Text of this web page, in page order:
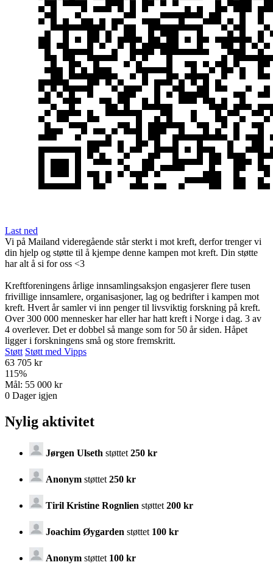
Last ned
Vi på Mailand videregående står sterkt i mot kreft, derfor trenger vi
din hjelp og støtte til å kjempe denne kampen mot kreft. Din støtte
har alt å si for oss <3
Kreftforeningens årlige innsamlingsaksjon engasjerer flere tusen
frivillige innsamlere, organisasjoner, lag og bedrifter i kampen mot
kreft. Hvert år samler vi inn penger til livsviktig forskning på kreft.
Over 300 000 mennesker har eller har hatt kreft i Norge i dag. 3 av
4 overlever. Det er dobbel så mange som for 50 år siden. Håpet
ligger i forskningens små og store fremskritt.
Støtt Støtt med Vipps
63 705 kr
115%
Mål: 55 000 kr
0 Dager igjen
Nylig aktivitet
Jørgen Ulseth støttet 250 kr
Anonym støttet 250 kr
Tiril Kristine Rognlien støttet 200 kr
Joachim Øygarden støttet 100 kr
Anonym støttet 100 kr